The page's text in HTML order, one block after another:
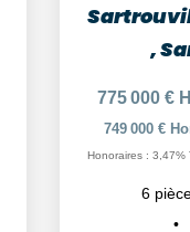
,
775 000 €
749 000 €
Honoraires : 3,47%
6